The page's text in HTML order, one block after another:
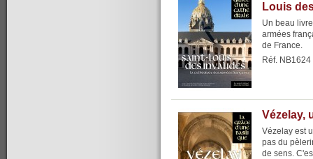
Louis
Un beau
armées
de France.
Réf. NB1624
Vézelay,
Vézelay est
pas du
de sens.